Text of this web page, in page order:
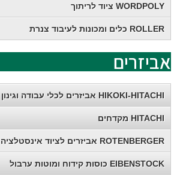
WORDPOLY ציוד לריתוך
ROLLER כלים ומכונות לעיבוד צנרת
אביזרים
HIKOKI-HITACHI אביזרים לכלי עבודה וגינון
HITACHI מקדחים
ROTENBERGER אביזרים לציוד אינסטלציה
EIBENSTOCK כוסות קידוח ומוטות ערבול